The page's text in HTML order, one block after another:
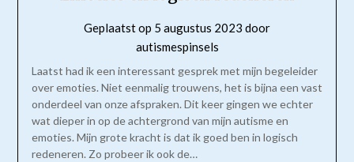
Geplaatst op 5 augustus 2023 door
autismespinsels
Laatst had ik een interessant gesprek met mijn begeleider
over emoties. Niet eenmalig trouwens, het is bijna een vast
onderdeel van onze afspraken. Dit keer gingen we echter
wat dieper in op de achtergrond van mijn autisme en
emoties. Mijn grote kracht is dat ik goed ben in logisch
redeneren. Zo probeer ik ook de…